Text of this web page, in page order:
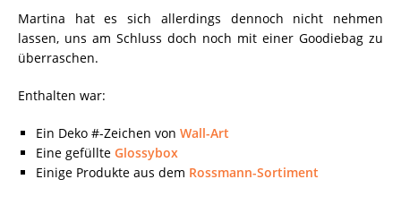
Martina hat es sich allerdings dennoch nicht nehmen
lassen, uns am Schluss doch noch mit einer Goodiebag zu
überraschen.
Enthalten war:
Ein Deko #-Zeichen von Wall-Art
Eine gefüllte Glossybox
Einige Produkte aus dem Rossmann-Sortiment